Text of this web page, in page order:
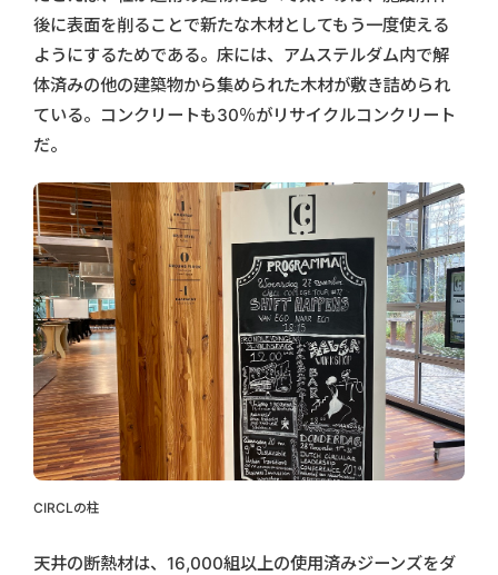
後に表面を削ることで新たな木材としてもう一度使える
ようにするためである。床には、アムステルダム内で解
体済みの他の建築物から集められた木材が敷き詰められ
ている。コンクリートも30％がリサイクルコンクリート
だ。
CIRCLの柱
天井の断熱材は、16,000組以上の使用済みジーンズをダ